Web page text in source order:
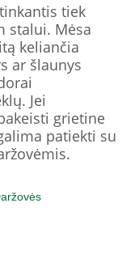
tiek
stalui. Mėsa
keliančia
ar šlaunys
Jei
grietine
patiekti su